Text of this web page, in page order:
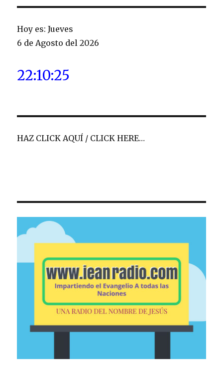
Hoy es: Jueves
6 de Agosto del 2026
22:10:26
HAZ CLICK AQUÍ / CLICK HERE…